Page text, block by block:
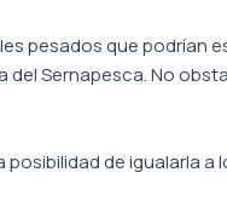
pesados que podrían
Sernapesca. No
de igualarla a